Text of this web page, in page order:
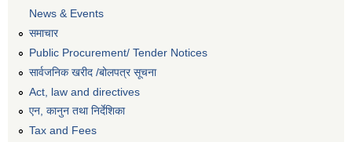
News & Events
समाचार
Public Procurement/ Tender Notices
सार्वजनिक खरीद /बोलपत्र सूचना
Act, law and directives
एन, कानुन तथा निर्देशिका
Tax and Fees